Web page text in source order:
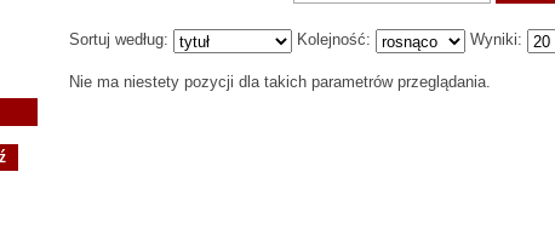
Sortuj według: Kolejność: Wyniki:
Nie ma niestety pozycji dla takich parametrów przeglądania.